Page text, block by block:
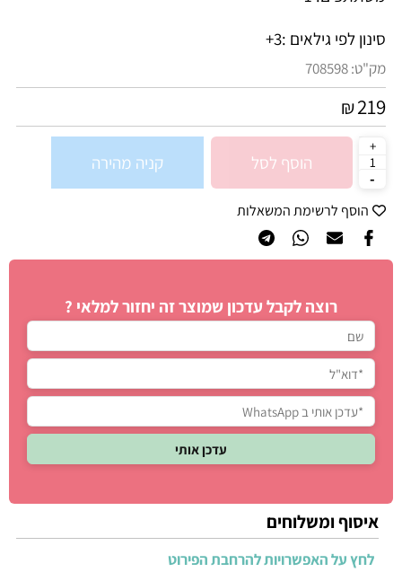
סינון לפי גילאים :3+
מק"ט:708598
₪219
הוסף לסל קניה מהירה
הוסף לרשימת המשאלות
רוצה לקבל עדכון שמוצר זה יחזור למלאי ?
איסוף ומשלוחים
לחץ על האפשרויות להרחבת הפירוט